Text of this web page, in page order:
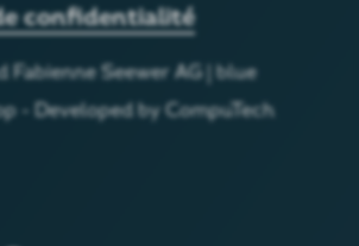
confidentialité
Fabienne Seewer AG| blue
- Developed byCompuTech